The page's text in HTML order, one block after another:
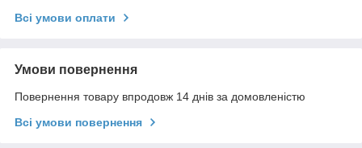
Всі умови оплати
Умови повернення
Повернення товару впродовж 14 днів за домовленістю
Всі умови повернення